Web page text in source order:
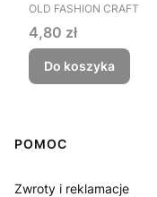
PRODUCENT
OLD FASHION CRAFT
Cena
4,80 zł
Do koszyka
Linki w stopce
POMOC
Zwroty i reklamacje